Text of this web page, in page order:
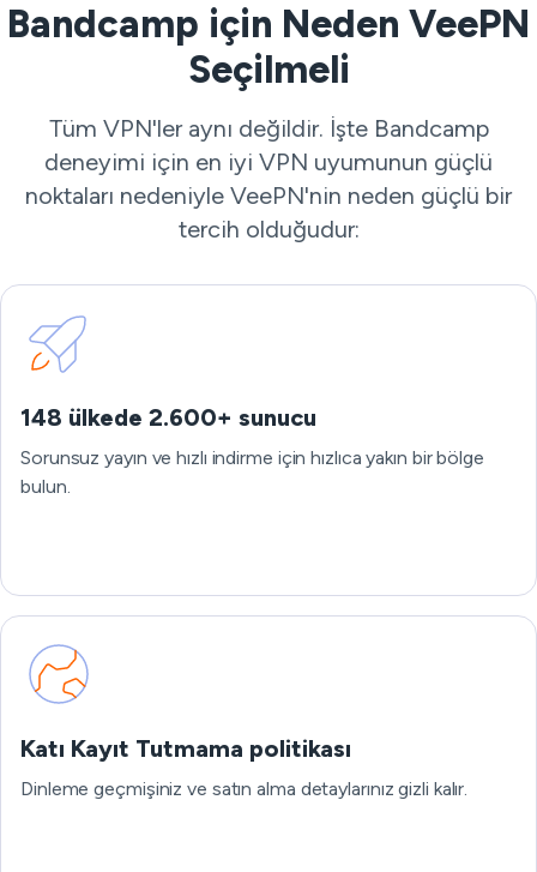
Bandcamp için Neden VeePN
Seçilmeli
Tüm VPN'ler aynı değildir. İşte Bandcamp
deneyimi için en iyi VPN uyumunun güçlü
noktaları nedeniyle VeePN'nin neden güçlü bir
tercih olduğudur:
148 ülkede 2.600+ sunucu
Sorunsuz yayın ve hızlı indirme için hızlıca yakın bir bölge
bulun.
Katı Kayıt Tutmama politikası
Dinleme geçmişiniz ve satın alma detaylarınız gizli kalır.